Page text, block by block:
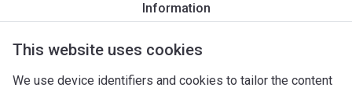
Information
This website uses cookies
We use device identifiers and cookies to tailor the content